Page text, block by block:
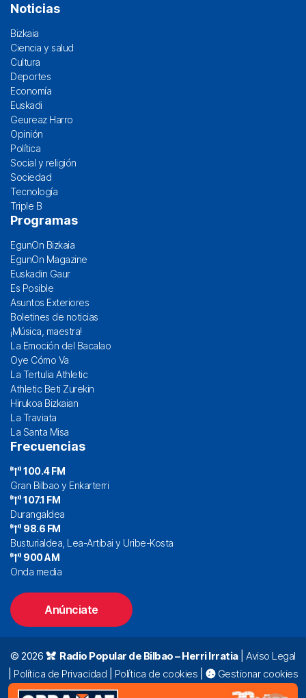
Noticias
Bizkaia
Ciencia y salud
Cultura
Deportes
Economía
Euskadi
Geureaz Harro
Opinión
Política
Social y religión
Sociedad
Tecnología
Triple B
Programas
EgunOn Bizkaia
EgunOn Magazine
Euskadin Gaur
Es Posible
Asuntos Exteriores
Boletines de noticias
¡Música, maestra!
La Emoción del Bacalao
Oye Cómo Va
La Tertulia Athletic
Athletic Beti Zurekin
Hirukoa Bizkaian
La Traviata
La Santa Misa
Frecuencias
100.4 FM
Gran Bilbao y Enkarterri
107.1 FM
Durangaldea
98.6 FM
Busturialdea, Lea-Artibai y Uribe-Kosta
900 AM
Onda media
Anúnciate
© 2026 Radio Popular de Bilbao – Herri Irratia| Aviso Legal
Política de Privacidad Política de cookies
Gestionar cookies
Alda. Mazarredo, 47 – 7º 48009 Bilbao |
94 423 92 00|